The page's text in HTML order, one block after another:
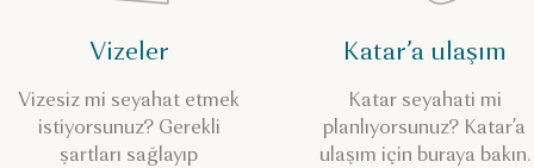
Vizeler
Vizesiz mi seyahat etmek
istiyorsunuz? Gerekli
şartları sağlayıp
Katar’a ulaşım
Katar seyahati mi
planlıyorsunuz? Katar’a
ulaşım için buraya bakın.